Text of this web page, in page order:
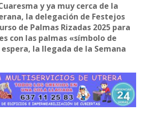
y ya muy cerca de la
la delegación de Festejos
de Palmas Rizadas 2025 para
con las palmas «símbolo de
la llegada de la Semana